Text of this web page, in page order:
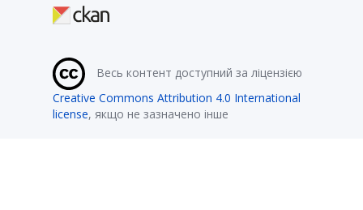
Весь контент доступний за ліцензією
Creative Commons Attribution 4.0 International
license, якщо не зазначено інше